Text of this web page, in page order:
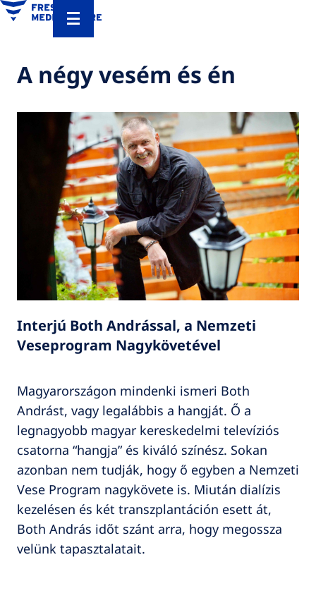
A négy vesém és én
Interjú Both Andrással, a Nemzeti
Veseprogram Nagykövetével
Magyarországon mindenki ismeri Both
Andrást, vagy legalábbis a hangját. Ő a
legnagyobb magyar kereskedelmi televíziós
csatorna “hangja” és kiváló színész. Sokan
azonban nem tudják, hogy ő egyben a Nemzeti
Vese Program nagykövete is. Miután dialízis
kezelésen és két transzplantáción esett át,
Both András időt szánt arra, hogy megossza
velünk tapasztalatait.